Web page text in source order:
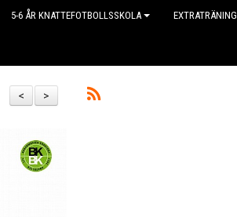
5-6 ÅR KNATTEFOTBOLLSSKOLA EXTRATRÄNING
>
<